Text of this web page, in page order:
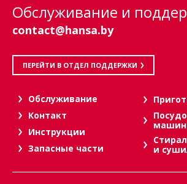
Обслуживание и
contact@hansa.by
ПЕРЕЙТИ В ОТДЕЛ ПОДДЕРЖКИ
Oбслуживание
Контакт
Инструкции
Запасные части
и